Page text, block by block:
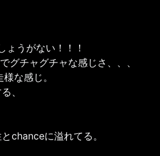
うがない！！！
チャグチャな感じさ、、、
な感じ。
、
chanceに溢れてる。